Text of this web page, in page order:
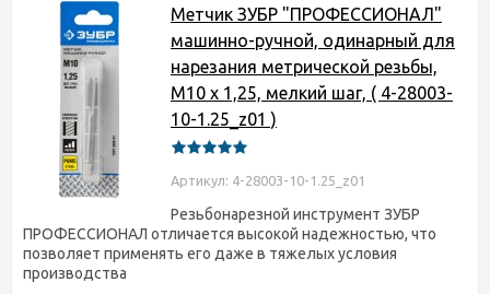
Метчик ЗУБР "ПРОФЕССИОНАЛ"
машинно-ручной, одинарный для
нарезания метрической резьбы,
М10 x 1,25, мелкий шаг, ( 4-28003-
10-1.25_z01 )
Артикул: 4-28003-10-1.25_z01
Резьбонарезной инструмент ЗУБР
ПРОФЕССИОНАЛ отличается высокой надежностью, что
позволяет применять его даже в тяжелых условия
производства